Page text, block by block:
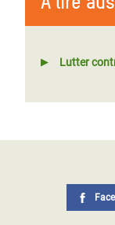
Lutter